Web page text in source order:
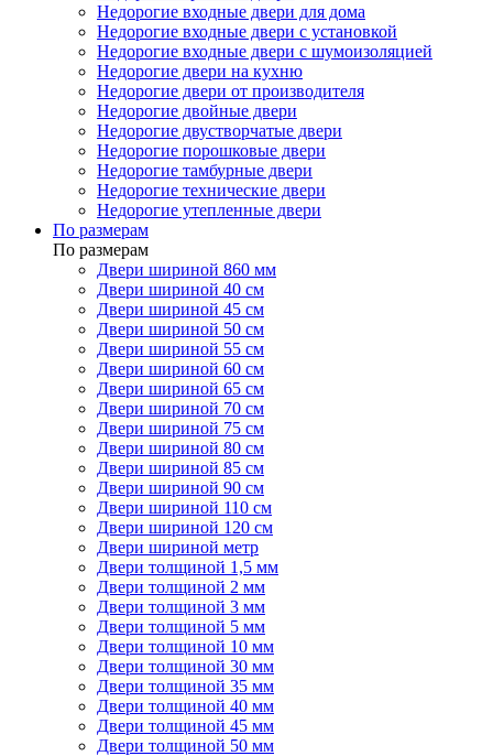
Недорогие входные двери для дома
Недорогие входные двери с установкой
Недорогие входные двери с шумоизоляцией
Недорогие двери на кухню
Недорогие двери от производителя
Недорогие двойные двери
Недорогие двустворчатые двери
Недорогие порошковые двери
Недорогие тамбурные двери
Недорогие технические двери
Недорогие утепленные двери
По размерам
По размерам
Двери шириной 860 мм
Двери шириной 40 см
Двери шириной 45 см
Двери шириной 50 см
Двери шириной 55 см
Двери шириной 60 см
Двери шириной 65 см
Двери шириной 70 см
Двери шириной 75 см
Двери шириной 80 см
Двери шириной 85 см
Двери шириной 90 см
Двери шириной 110 см
Двери шириной 120 см
Двери шириной метр
Двери толщиной 1,5 мм
Двери толщиной 2 мм
Двери толщиной 3 мм
Двери толщиной 5 мм
Двери толщиной 10 мм
Двери толщиной 30 мм
Двери толщиной 35 мм
Двери толщиной 40 мм
Двери толщиной 45 мм
Двери толщиной 50 мм